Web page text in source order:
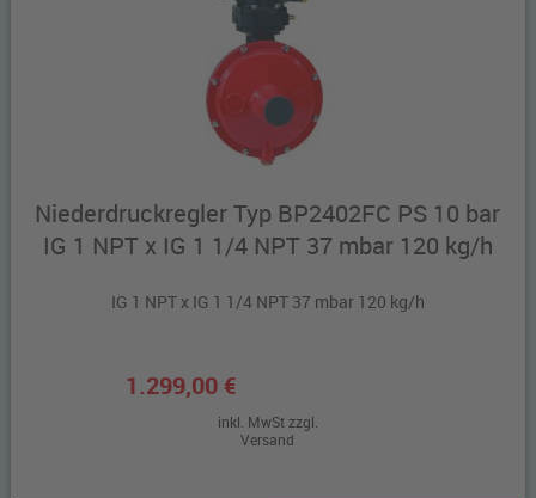
Niederdruckregler Typ BP2402FC PS 10 bar
IG 1 NPT x IG 1 1/4 NPT 37 mbar 120 kg/h
IG 1 NPT x IG 1 1/4 NPT 37 mbar 120 kg/h
1.299,00 €
inkl. MwSt zzgl.
Versand